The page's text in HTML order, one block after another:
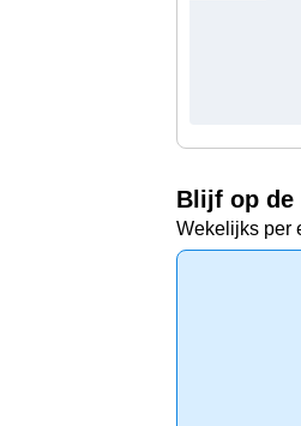
Blijf op de
Wekelijks per